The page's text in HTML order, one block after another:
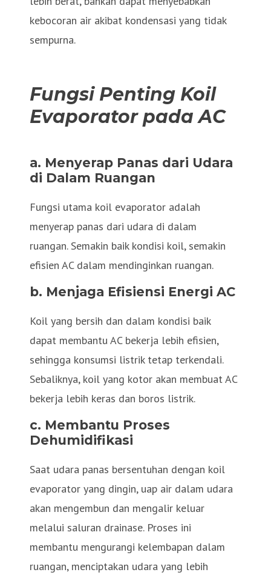
kebocoran air akibat kondensasi yang tidak
sempurna.
Fungsi Penting Koil
Evaporator pada AC
a. Menyerap Panas dari Udara
di Dalam Ruangan
Fungsi utama koil evaporator adalah
menyerap panas dari udara di dalam
ruangan. Semakin baik kondisi koil, semakin
efisien AC dalam mendinginkan ruangan.
b. Menjaga Efisiensi Energi AC
Koil yang bersih dan dalam kondisi baik
dapat membantu AC bekerja lebih efisien,
sehingga konsumsi listrik tetap terkendali.
Sebaliknya, koil yang kotor akan membuat AC
bekerja lebih keras dan boros listrik.
c. Membantu Proses
Dehumidifikasi
Saat udara panas bersentuhan dengan koil
evaporator yang dingin, uap air dalam udara
akan mengembun dan mengalir keluar
melalui saluran drainase. Proses ini
membantu mengurangi kelembapan dalam
ruangan, menciptakan udara yang lebih